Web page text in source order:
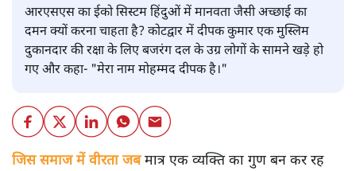
आरएसएस का ईको सिस्टम हिंदुओं में मानवता जैसी अच्छाई का
दमन क्यों करना चाहता है? कोटद्वार में दीपक कुमार एक मुस्लिम
दुकानदार की रक्षा के लिए बजरंग दल के उग्र लोगों के सामने खड़े हो
गए और कहा- "मेरा नाम मोहम्मद दीपक है।"
जिस समाज में वीरता जबमात्र एक व्यक्ति का गुण बन कर रह